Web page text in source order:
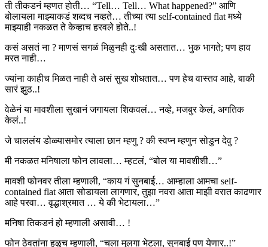
ती तीकडनं म्हणत होती… “Tell… Tell… What happened?” आणि
बोलायला माझ्याकडं शब्दच नव्हते… तीच्या त्या self-contained flat मध्ये
माझ्याही नकळत ते केव्हाच हरवले होते..!
कसं असतं ना ? माणसं सगळं मिळुनही दुःखी असतात… भुक भागते; पण हाव
मरत नाही…
ज्यांना काहीच मिळत नाही ते असं सुख शोधतात… पण हेच वास्तव आहे, बाकी
सारं झुठ..!
वेळेनं या मावशीला सुखानं जगायला शिकवलं… नव्हे, मजबुर केलं, अगतिक
केलं..!
जे चाललंय डोळ्यासमोर त्याला छान म्हणु ? की स्वप्न म्हणुन सोडुन देवु ?
मी नकळत मनिषाला फोन लावला… म्हटलं, “बोल या मावशीशी…”
मावशी फोनवर तीला म्हणाली, “काय गं सुनबाई… आम्हाला आमचा self-
contained flat आता सोडायला लागणार, तुझा नवरा आता माझी वरात काढणार
आहे परवा… वृद्धाश्रमात … ये की भेटायला…”
मनिषा तिकडनं हो म्हणाली असावी… !
फोन ठेवतांना हळुच म्हणाली, “चला मुलगा भेटला, सुनबाई पण येणार..!”